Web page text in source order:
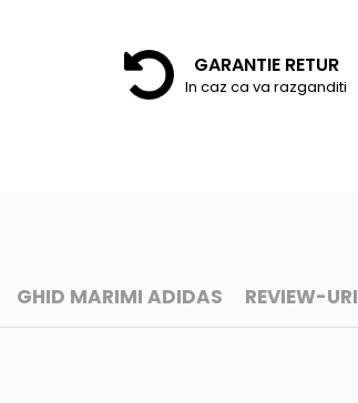
GARANTIE RETUR
In caz ca va razganditi
GHID MARIMI ADIDAS REVIEW-URI